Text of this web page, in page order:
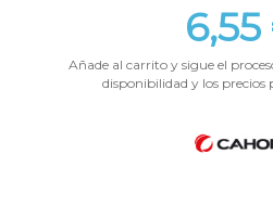
Añade al carrito y sigue el
disponibilidad y los precios